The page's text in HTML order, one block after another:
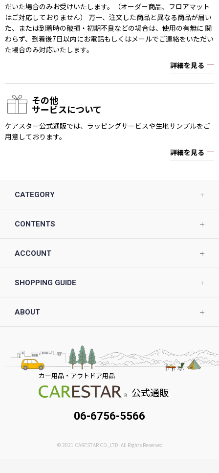
だいた場合のみお受けいたします。（オーダー商品、フロアマット
はご対応しておりません） 万一、注文した商品と異なる商品が届い
た、または到着時の破損・初期不良などの場合は、使用の有無に 関
わらず、到着後7日以内にお電話もしくはメールでご連絡をいただい
た場合のみ対応いたします。
詳細を見る
その他
サービスについて
ケアスター公式通販では、ラッピングサービスや生地サンプルをご
用意しております。
詳細を見る
CATEGORY
CONTENTS
ACCOUNT
SHOPPING GUIDE
ABOUT
カー用品・アウトドア用品
公式通販
06-6756-5566
© 2021 CARESTAR CO.,LTD. All Rights Reserved